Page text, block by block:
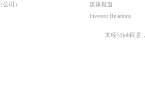
（公司）
媒体报道
Investor Relations
未经51job同意